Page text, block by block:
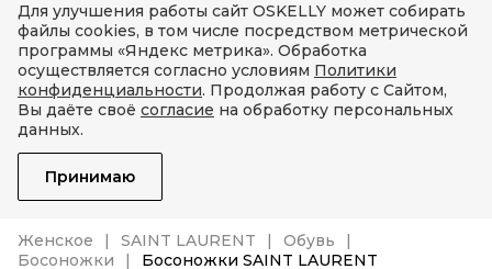
Для улучшения работы сайт OSKELLY может собирать
файлы cookies, в том числе посредством метрической
программы «Яндекс метрика». Обработка
осуществляется согласно условиям Политики
конфиденциальности. Продолжая работу с Сайтом,
Вы даёте своё согласие на обработку персональных
данных.
Принимаю
Женское SAINT LAURENT
Обувь
Босоножки
Босоножки SAINT LAURENT